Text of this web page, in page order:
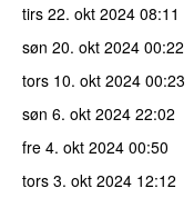
tirs 22. okt 2024 08:11
søn 20. okt 2024 00:22
tors 10. okt 2024 00:23
søn 6. okt 2024 22:02
fre 4. okt 2024 00:50
tors 3. okt 2024 12:12